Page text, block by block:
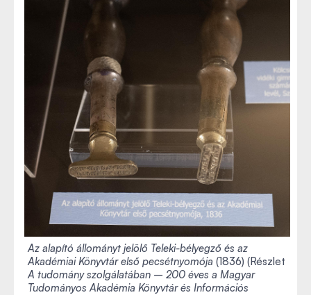
Az alapító állományt jelölő Teleki-bélyegző és az
Akadémiai Könyvtár első pecsétnyomója (1836) (Részlet
A tudomány szolgálatában – 200 éves a Magyar
Tudományos Akadémia Könyvtár és Információs